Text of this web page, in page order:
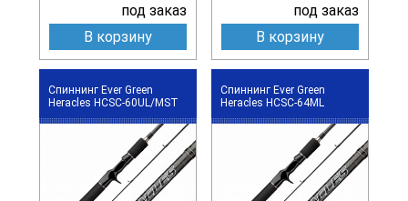
под заказ
В корзину
под заказ
В корзину
Спиннинг Ever Green
Heracles HCSC-60UL/MST
Спиннинг Ever Green
Heracles HCSC-64ML